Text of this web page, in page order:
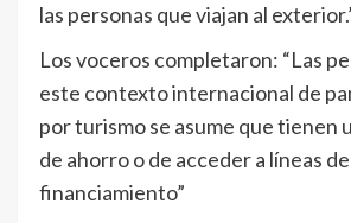
las personas que viajan al
Los voceros completaron: “Las
este contexto internacional de
por turismo se asume que tienen
de ahorro o de acceder a líneas de
financiamiento”